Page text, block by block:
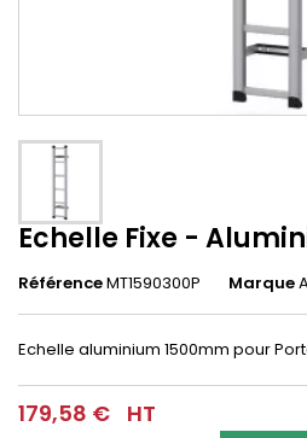
Echelle Fixe -
RéférenceMT1590300P Marque
Echelle aluminium 1500mm pour
179,58 € HT